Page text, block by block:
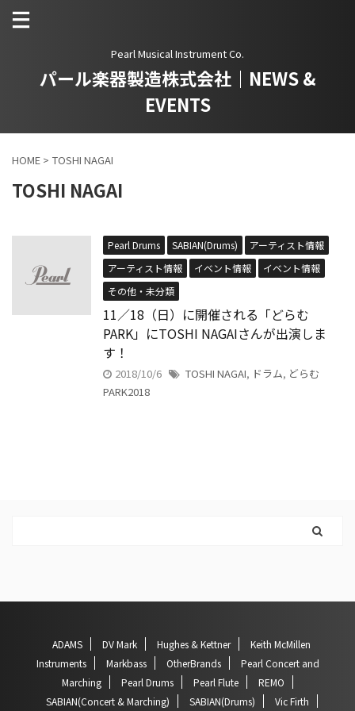
Pearl Musical Instrument Co.
パール楽器製造株式会社｜NEWS &
EVENTS
HOME > TOSHI NAGAI
TOSHI NAGAI
Pearl Drums SABIAN(Drums)
アーティスト情報
アーティスト情報
イベント情報
イベント情報
その他・未分類
11／18（日）に開催される「どらむ
PARK」にTOSHI NAGAIさんが出演しま
す！
2018/10/6 TOSHI NAGAI, ドラム, どらむ
PARK2018
ADAMS DV Mark Hughes & Kettner
Keith McMillen
Instruments
Markbass OtherBrands
Pearl Concert and
Marching
Pearl Drums Pearl Flute
REMO
SABIAN(Concert & Marching)
SABIAN(Drums) Vic Firth